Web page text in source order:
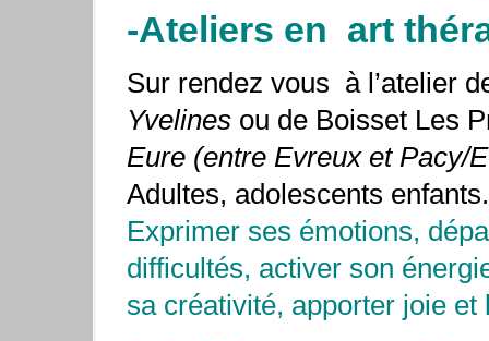
-Ateliers en art
Sur rendez vous à l’atelier
Yvelines ou de Boisset Les
Eure (entre Evreux et Pacy/
Adultes, adolescents enfants.
Exprimer ses émotions,
difficultés, activer son
sa créativité, apporter joie et